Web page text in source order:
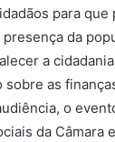
para
da
a
as
o
da Câmara